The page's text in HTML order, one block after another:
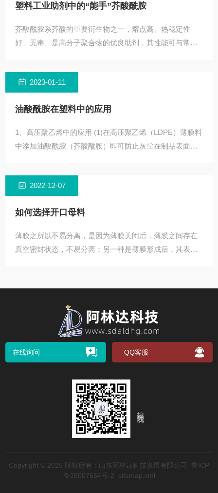
塑料工业助剂中的“能手”芥酸酰胺
芥酸酰胺系芥酸的重要衍生物之一，熔点高、热稳定性
好、无毒、是高分子聚合物的优良助剂，其性能可与常用
2023-01-11
油酸酰胺在塑料中的应用
1、高压聚乙烯中的应用 (1)在高压聚乙烯（LDPE）薄膜料
中添加油酸酰胺（芥酸酰胺）即可防止灰尘在制品表面的
2022-12-07
如何选择开口母料
薄膜之所以不易分离，是因为薄膜关闭后，薄膜之间存在
真空密封状态，不易分离；另一种是薄膜形成后，其表面
在线询问 QQ客服
Copyright © 2025 版权所有：山东阿林达科技发展有限公司 鲁ICP
备15007654号-2
sitemap.xml